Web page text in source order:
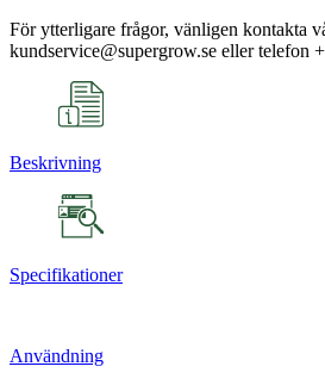
För ytterligare frågor, vänligen kontakta
kundservice@supergrow.se eller telefon
Beskrivning
Specifikationer
Användning